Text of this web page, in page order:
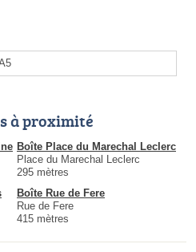
à proximité
Boîte Place du Marechal Leclerc
Place du Marechal Leclerc
295 mètres
Boîte Rue de Fere
Rue de Fere
415 mètres